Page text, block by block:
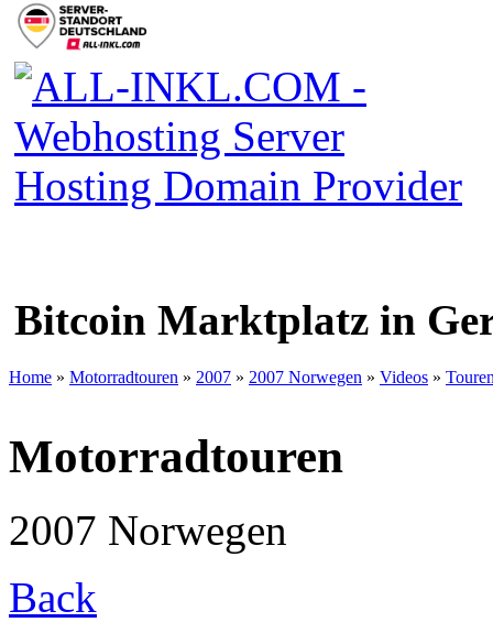
Bitcoin Marktplatz in
Home » Motorradtouren » 2007 » 2007 Norwegen » Videos »
Motorradtouren
2007 Norwegen
Back